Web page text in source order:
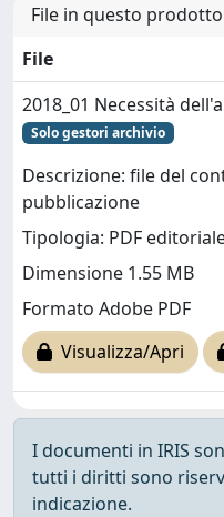
File in questo
File
2018_01 Necessità
Solo gestori archivio
Descrizione: file del
pubblicazione
Tipologia: PDF
Dimensione 1.55 MB
Formato Adobe PDF
Visualizza/Apri
I documenti in IRIS
tutti i diritti sono
indicazione.